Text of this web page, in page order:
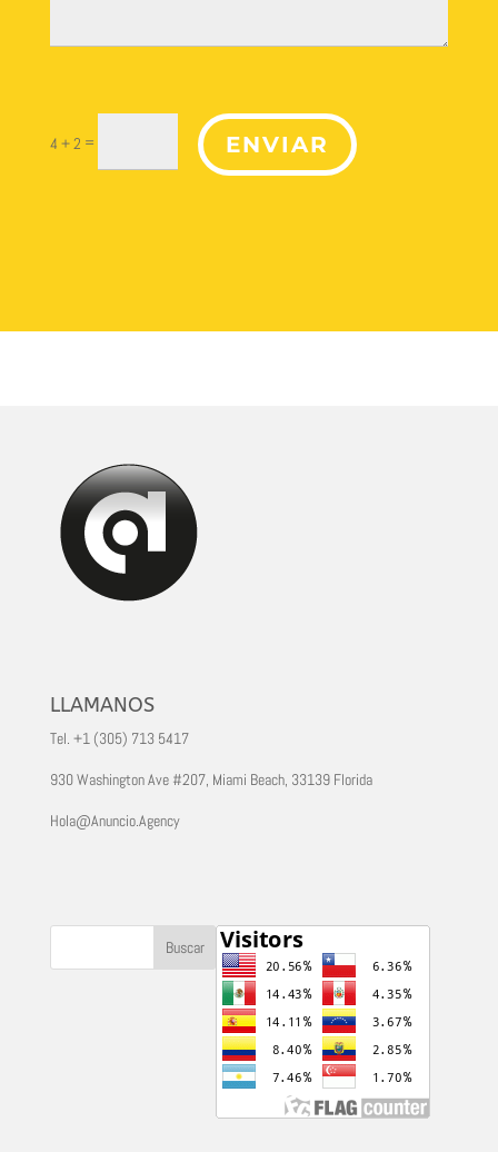
4 + 2 = ENVIAR
LLAMANOS
Tel. +1 (305) 713 5417
930 Washington Ave #207, Miami Beach, 33139 Florida
Hola@Anuncio.Agency